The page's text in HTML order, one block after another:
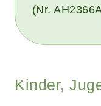
(Nr.
Kinder,